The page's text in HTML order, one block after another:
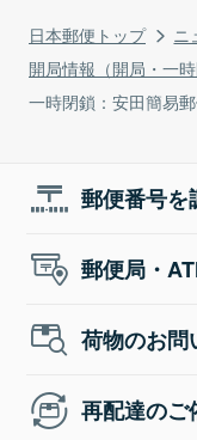
日本郵便トップ
ニ
開局情報（開局・一時
一時閉鎖：安田簡易郵
郵便番号を
郵便局・
荷物のお問
再配達のご